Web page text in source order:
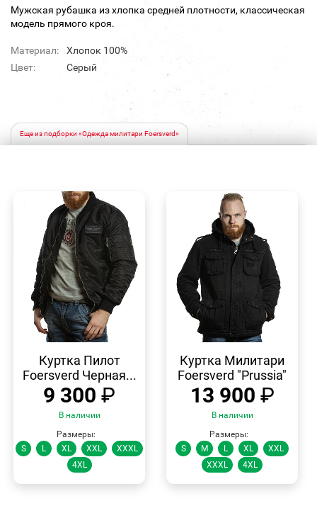
Мужская рубашка из хлопка средней плотности, классическая
модель прямого кроя.
Материал:
Хлопок 100%
Цвет:
Серый
Еще из подборки «Одежда милитари Foersverd»
ПРОСМОТР
Куртка Пилот
Foersverd Черная...
9 300 ₽
В наличии
Размеры:
S
L XL XXL
XXXL
4XL
ПРОСМОТР
Куртка Милитари
Foersverd "Prussia"
13 900 ₽
В наличии
Размеры:
S
M L XL
XXL
XXXL
4XL